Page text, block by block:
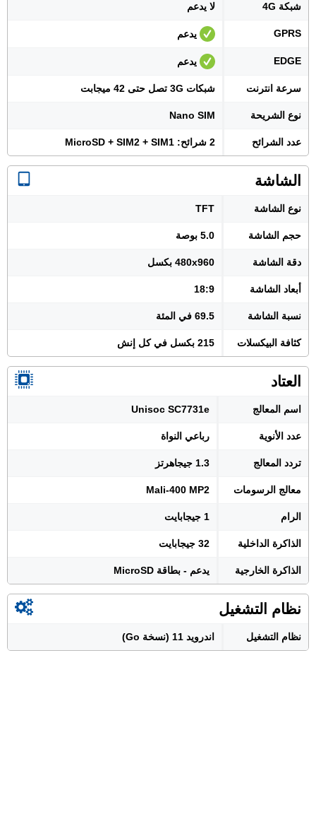
شبكة 4G لا يدعم
GPRS يدعم
EDGE يدعم
سرعة انترنت شبكات 3G تصل حتى 42 ميجابت
نوع الشريحة Nano SIM
عدد الشرائح 2 شرائح: MicroSD + SIM2 + SIM1
الشاشة
نوع الشاشة TFT
حجم الشاشة 5.0 بوصة
دقة الشاشة 480x960 بكسل
أبعاد الشاشة 18:9
نسبة الشاشة 69.5 في المئة
كثافة البيكسلات 215 بكسل في كل إنش
العتاد
اسم المعالج Unisoc SC7731e
عدد الأنوية رباعي النواة
تردد المعالج 1.3 جيجاهرتز
معالج الرسومات Mali-400 MP2
الرام 1 جيجابايت
الذاكرة الداخلية 32 جيجابايت
الذاكرة الخارجية يدعم - بطاقة MicroSD
نظام التشغيل
نظام التشغيل اندرويد 11 (نسخة Go)